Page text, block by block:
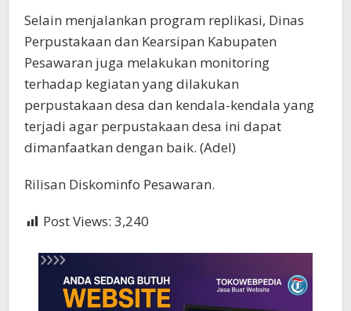
Selain menjalankan program replikasi, Dinas
Perpustakaan dan Kearsipan Kabupaten
Pesawaran juga melakukan monitoring
terhadap kegiatan yang dilakukan
perpustakaan desa dan kendala-kendala yang
terjadi agar perpustakaan desa ini dapat
dimanfaatkan dengan baik. (Adel)
Rilisan Diskominfo Pesawaran.
Post Views: 3,240